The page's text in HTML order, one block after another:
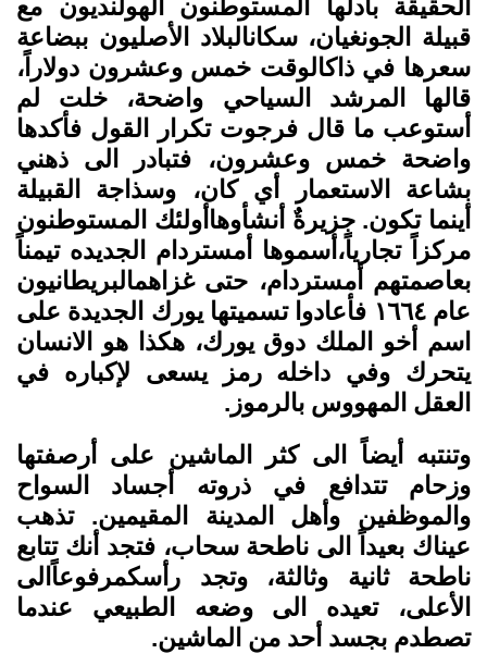
الحقيقة بادلها المستوطنون الهولنديون مع
قبيلة الجونغيان، سكانالبلاد الأصليون ببضاعة
سعرها في ذاكالوقت خمس وعشرون دولاراً،
قالها المرشد السياحي واضحة، خلت لم
أستوعب ما قال فرجوت تكرار القول فأكدها
واضحة خمس وعشرون، فتبادر الى ذهني
بشاعة الاستعمار أي كان، وسذاجة القبيلة
أينما تكون. جزيرةٌ أنشأوهاأولئك المستوطنون
مركزاً تجارياً،أسموها أمستردام الجديده تيمناً
بعاصمتهم أمستردام، حتى غزاهمالبريطانيون
عام ١٦٦٤ فأعادوا تسميتها يورك الجديدة على
اسم أخو الملك دوق يورك، هكذا هو الانسان
يتحرك وفي داخله رمز يسعى لإكباره في
العقل المهووس بالرموز.
وتنتبه أيضاً الى كثر الماشين على أرصفتها
وزحام تتدافع في ذروته أجساد السواح
والموظفين وأهل المدينة المقيمين. تذهب
عيناك بعيداً الى ناطحة سحاب، فتجد أنك تتابع
ناطحة ثانية وثالثة، وتجد رأسكمرفوعاًالى
الأعلى، تعيده الى وضعه الطبيعي عندما
تصطدم بجسد أحد من الماشين.